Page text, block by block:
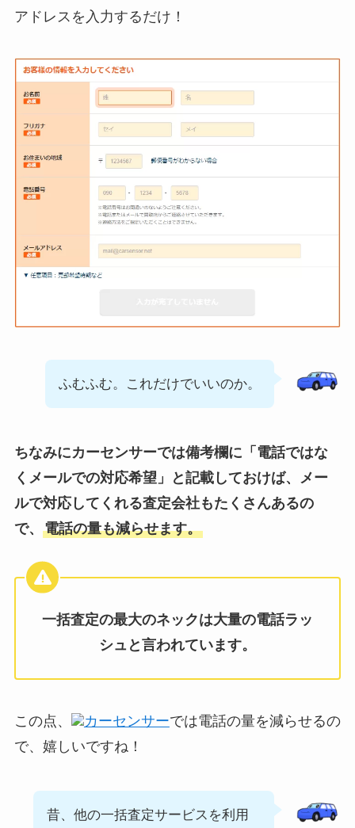
アドレスを入力するだけ！
ふむふむ。これだけでいいのか。
ちなみにカーセンサーでは備考欄に「電話ではな
くメールでの対応希望」と記載しておけば、メー
ルで対応してくれる査定会社もたくさんあるの
で、 電話の量も減らせます。
一括査定の最大のネックは大量の電話ラッ
シュと言われています。
この点、 カーセンサーでは電話の量を減らせるの
で、嬉しいですね！
昔、他の一括査定サービスを利用